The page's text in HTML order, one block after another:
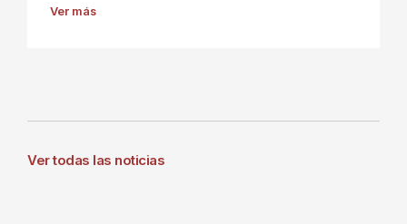
Ver más
Ver todas las noticias